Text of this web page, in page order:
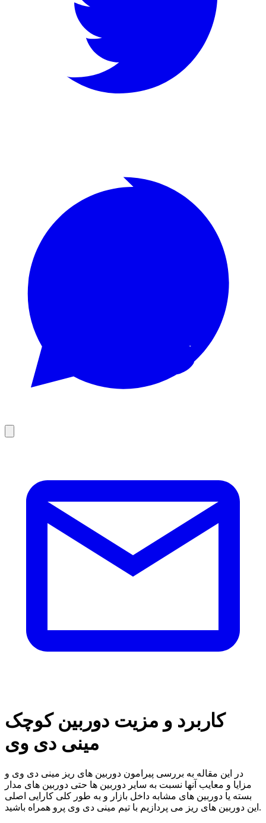
کاربرد و مزیت دوربین کوچک
مینی دی وی
در این مقاله به بررسی پیرامون دوربین های ریز مینی دی وی و
مزایا و معایب آنها نسبت به سایر دوربین ها حتی دوربین های مدار
بسته یا دوربین های مشابه داخل بازار و به طور کلی کارایی اصلی
این دوربین های ریز می پردازیم با تیم مینی دی وی پرو همراه باشید.